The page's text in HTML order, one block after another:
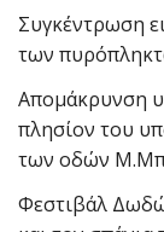
Συγκέντρωση
των
Απομάκρυνση
πλησίον του
των οδών
Φεστιβάλ